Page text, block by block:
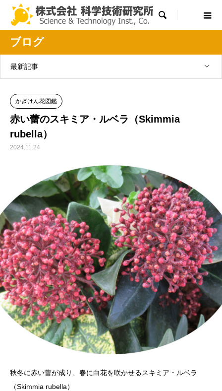

ブログ
最新記事
かぎけん花図鑑
赤い蕾のスキミア・ルベラ（Skimmia
rubella）
2024.11.24
秋冬に赤い蕾が成り、春に白花を咲かせるスキミア・ルベラ
（Skimmia rubella）